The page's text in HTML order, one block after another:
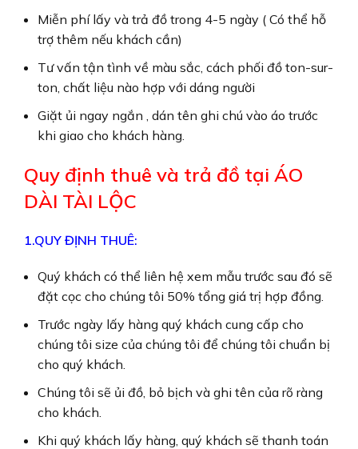
Miễn phí lấy và trả đồ trong 4-5 ngày ( Có thể hỗ
trợ thêm nếu khách cần)
Tư vấn tận tình về màu sắc, cách phối đồ ton-sur-
ton, chất liệu nào hợp với dáng người
Giặt ủi ngay ngắn , dán tên ghi chú vào áo trước
khi giao cho khách hàng.
Quy định thuê và trả đồ tại ÁO
DÀI TÀI LỘC
1.QUY ĐỊNH THUÊ:
Quý khách có thể liên hệ xem mẫu trước sau đó sẽ
đặt cọc cho chúng tôi 50% tổng giá trị hợp đồng.
Trước ngày lấy hàng quý khách cung cấp cho
chúng tôi size của chúng tôi để chúng tôi chuẩn bị
cho quý khách.
Chúng tôi sẽ ủi đồ, bỏ bịch và ghi tên của rõ ràng
cho khách.
Khi quý khách lấy hàng, quý khách sẽ thanh toán